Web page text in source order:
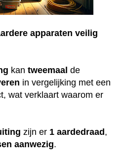
apparaten veilig
kan tweemaal de
in vergelijking met een
wat verklaart waarom er
zijn er 1 aardedraad,
aanwezig.